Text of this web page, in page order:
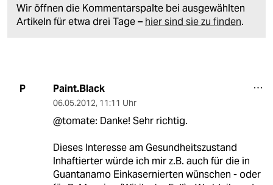
Wir öffnen die Kommentarspalte bei ausgewählten
Artikeln für etwa drei Tage – hier sind sie zu finden.
P Paint.Black
06.05.2012, 11:11 Uhr
@tomate: Danke! Sehr richtig.
Dieses Interesse am Gesundheitszustand
Inhaftierter würde ich mir z.B. auch für die in
Guantanamo Einkasernierten wünschen - oder